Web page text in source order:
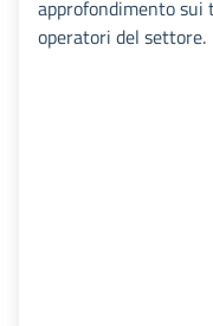
approfondimento sui
operatori del settore.